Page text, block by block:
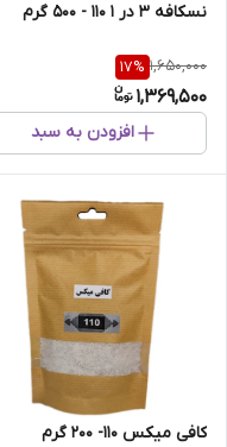
نسکافه 3 در 1 110 - 500 گرم
1,650,000
17%
1,369,500
افزودن به سبد
کافی میکس 110- 200 گرم